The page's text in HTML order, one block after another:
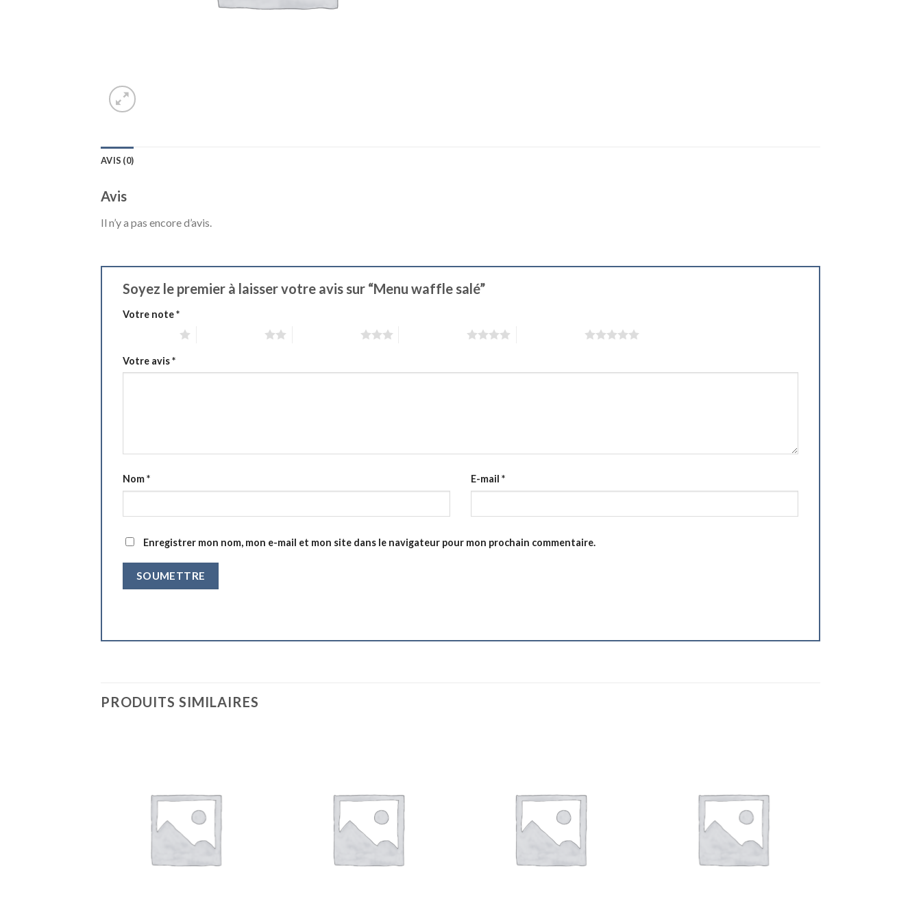
AVIS (0)
Avis
Il n’y a pas encore d’avis.
Soyez le premier à laisser votre avis sur “Menu waffle salé”
Votre note*
Votre avis*
Nom* E-mail *
Enregistrer mon nom, mon e-mail et mon site dans le navigateur pour mon prochain commentaire.
PRODUITS SIMILAIRES